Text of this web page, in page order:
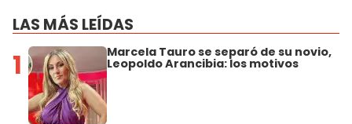
LAS MÁS LEÍDAS
1 Marcela Tauro se separó de su novio,
Leopoldo Arancibia: los motivos